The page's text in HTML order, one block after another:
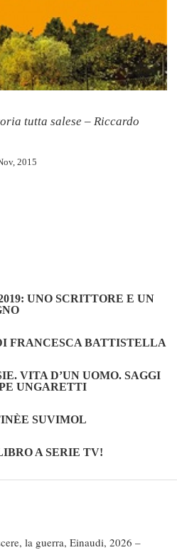
tutta salese – Riccardo
2015
UNO SCRITTORE E UN
FRANCESCA BATTISTELLA
VITA D’UN UOMO. SAGGI
UNGARETTI
SUVIMOL
A SERIE TV!
la guerra, Einaudi, 2026 –